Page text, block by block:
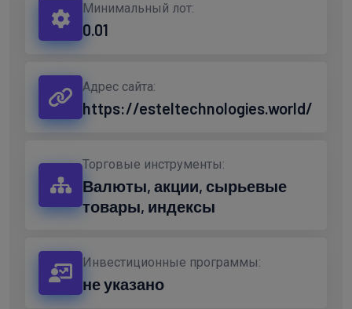
Минимальный лот:
0.01
Адрес сайта:
https://esteltechnologies.world/
Торговые инструменты:
Валюты, акции, сырьевые
товары, индексы
Инвестиционные программы:
не указано